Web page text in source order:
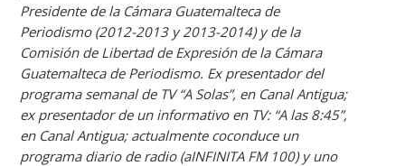
Presidente de la Cámara Guatemalteca de
Periodismo (2012-2013 y 2013-2014) y de la
Comisión de Libertad de Expresión de la Cámara
Guatemalteca de Periodismo. Ex presentador del
programa semanal de TV “A Solas”, en Canal Antigua;
ex presentador de un informativo en TV: “A las 8:45”,
en Canal Antigua; actualmente coconduce un
programa diario de radio (aINFINITA FM 100) y uno